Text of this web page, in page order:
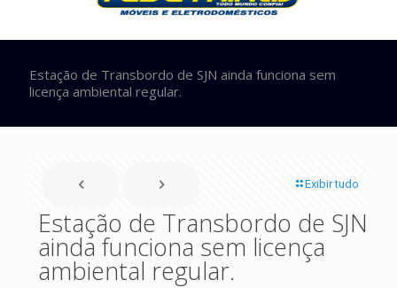
Estação de Transbordo de SJN ainda funciona sem
licença ambiental regular.
Exibir tudo
Estação de Transbordo de SJN
ainda funciona sem licença
ambiental regular.